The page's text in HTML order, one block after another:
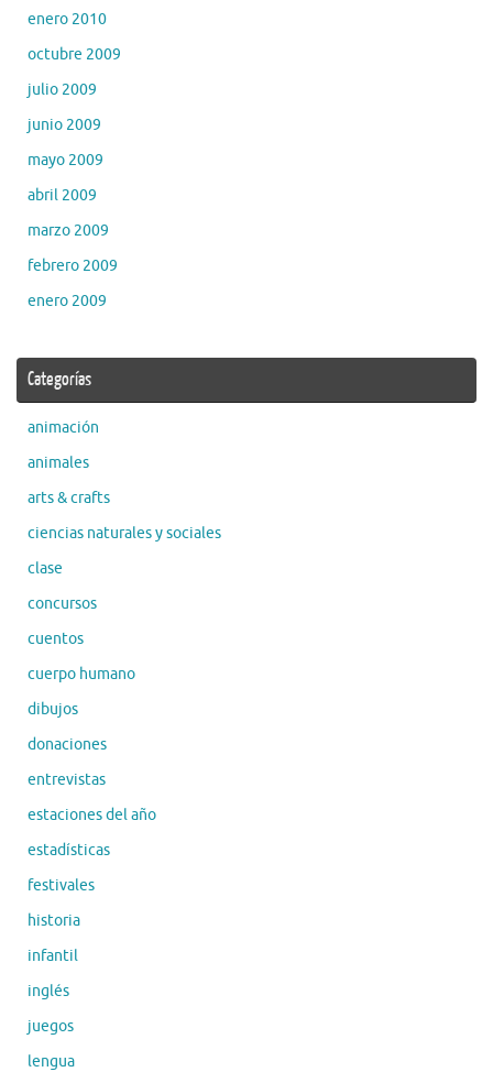
enero 2010
octubre 2009
julio 2009
junio 2009
mayo 2009
abril 2009
marzo 2009
febrero 2009
enero 2009
Categorías
animación
animales
arts & crafts
ciencias naturales y sociales
clase
concursos
cuentos
cuerpo humano
dibujos
donaciones
entrevistas
estaciones del año
estadísticas
festivales
historia
infantil
inglés
juegos
lengua